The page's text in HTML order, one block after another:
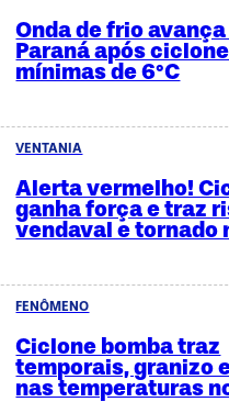
Onda de frio
Paraná após
mínimas de 6°C
VENTANIA
Alerta vermelho!
ganha força e traz
vendaval e tornado
FENÔMENO
Ciclone bomba traz
temporais, granizo
nas temperaturas